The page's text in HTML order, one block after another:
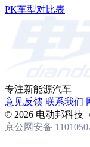
PK车型对比表
专注新能源汽车
意见反馈 联系我们
© 2026 电动邦科技
京公网安备